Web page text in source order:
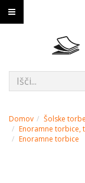
Domov
Šolske
Enoramne torbice,
Enoramne torbice